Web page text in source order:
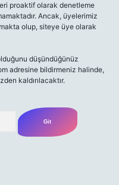
proaktif olarak denetleme
Ancak, üyelerimiz
olup, siteye üye olarak
düşündüğünüz
adresine bildirmeniz halinde,
kaldırılacaktır.